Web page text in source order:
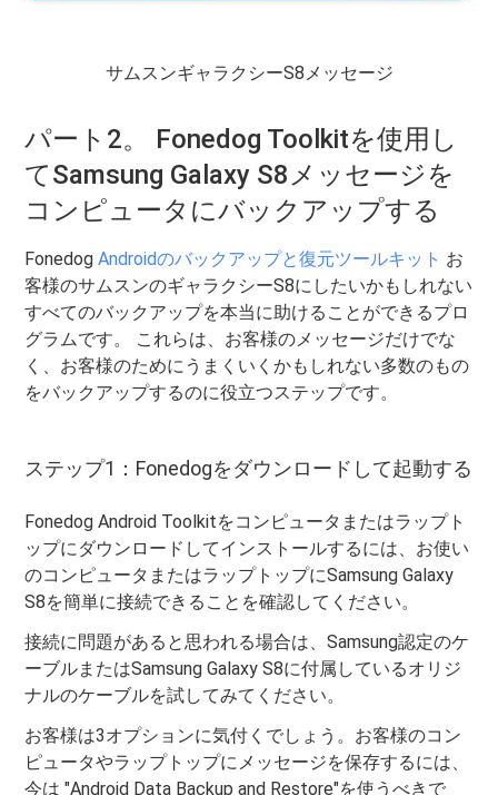
サムスンギャラクシーS8メッセージ
パート2。 Fonedog Toolkitを使用し
てSamsung Galaxy S8メッセージを
コンピュータにバックアップする
FonedogAndroidのバックアップと復元ツールキット お
客様のサムスンのギャラクシーS8にしたいかもしれない
すべてのバックアップを本当に助けることができるプロ
グラムです。 これらは、お客様のメッセージだけでな
く、お客様のためにうまくいくかもしれない多数のもの
をバックアップするのに役立つステップです。
ステップ1：Fonedogをダウンロードして起動する
Fonedog Android Toolkitをコンピュータまたはラップト
ップにダウンロードしてインストールするには、お使い
のコンピュータまたはラップトップにSamsung Galaxy
S8を簡単に接続できることを確認してください。
接続に問題があると思われる場合は、Samsung認定のケ
ーブルまたはSamsung Galaxy S8に付属しているオリジ
ナルのケーブルを試してみてください。
お客様は3オプションに気付くでしょう。お客様のコン
ピュータやラップトップにメッセージを保存するには、
今は "Android Data Backup and Restore"を使うべきで